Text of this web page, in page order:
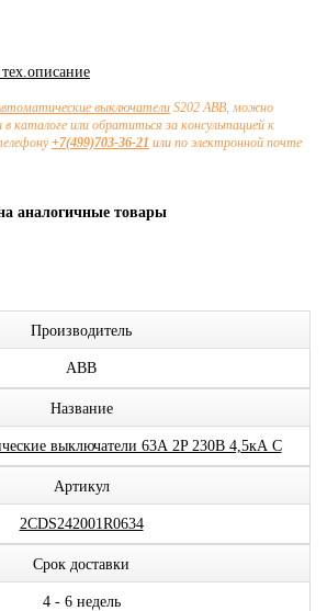
выключатели S202 ABB, можно
каталоге или обратиться за консультацией к
+7(499)703-36-21 или по электронной почте
аналогичные товары
Производитель
ABB
Название
выключатели 63А 2P 230В 4,5кА C
Артикул
2CDS242001R0634
Срок доставки
4 - 6 недель